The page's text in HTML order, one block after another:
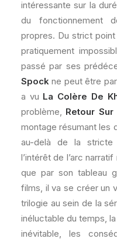
intéressante sur la
du fonctionnement
propres. Du strict
pratiquement
passé par ses
Spock ne peut être
a vu La Colère De
problème, Retour Sur
montage résumant les
au-delà de la stricte
l’intérêt de l’arc
que par son tableau
films, il va se créer un
trilogie au sein de la
inéluctable du temps,
inévitable, les